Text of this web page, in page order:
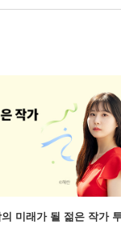
미래가 될 젊은 작가